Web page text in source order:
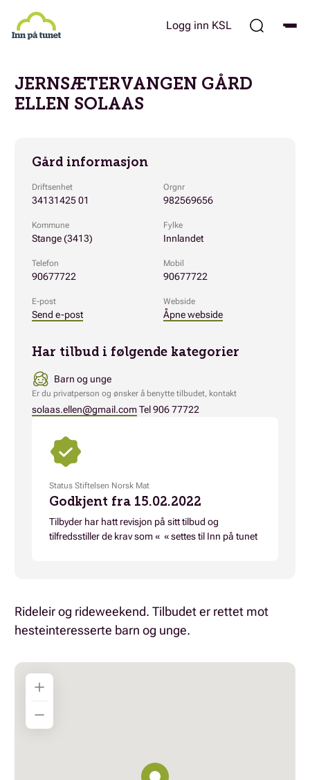
hovedinnhold
Logg inn KSL
JERNSÆTERVANGEN GÅRD
ELLEN SOLAAS
Gård informasjon
Driftsenhet
34131425 01
Orgnr
982569656
Kommune
Stange (3413)
Fylke
Innlandet
Telefon
90677722
Mobil
90677722
E-post
Send e-post
Webside
Åpne webside
Har tilbud i følgende kategorier
Barn og unge
Er du privatperson og ønsker å benytte tilbudet, kontakt
solaas.ellen@gmail.comTel 906 77722
Status Stiftelsen Norsk Mat
Godkjent fra 15.02.2022
Tilbyder har hatt revisjon på sitt tilbud og
tilfredsstiller de krav som « « settes til Inn på tunet
Rideleir og rideweekend. Tilbudet er rettet mot
hesteinteresserte barn og unge.